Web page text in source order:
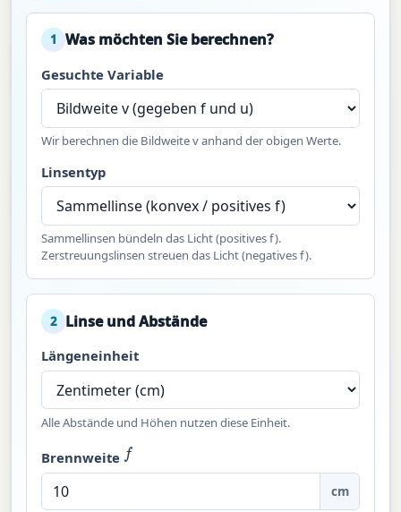
1 Was möchten Sie berechnen?
Gesuchte Variable
Wir berechnen die Bildweite v anhand der obigen Werte.
Linsentyp
Sammellinsen bündeln das Licht (positives f).
Zerstreuungslinsen streuen das Licht (negatives f).
2 Linse und Abstände
Längeneinheit
Alle Abstände und Höhen nutzen diese Einheit.
Brennweite f
cm